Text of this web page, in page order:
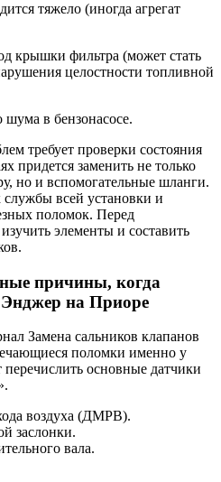
тяжело (иногда агрегат
крышки фильтра (может стать
целостности топливной
в бензонасосе.
требует проверки состояния
придется заменить не только
но и вспомогательные шланги.
всей установки и
поломок. Перед
элементы и составить
причины, когда
Энджер на Приоре
Замена сальников клапанов
поломки именно у
основные датчики
воздуха (ДМРВ).
заслонки.
вала.